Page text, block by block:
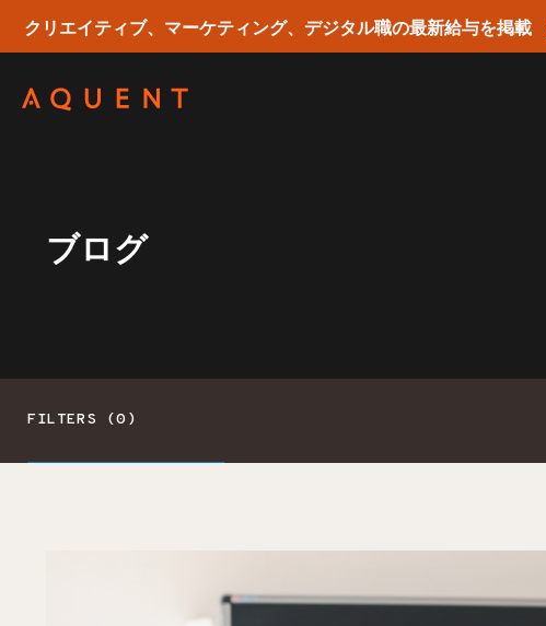
クリエイティブ、マーケティング、デジタル職の最新給与を掲載
ブログ
FILTERS (0)